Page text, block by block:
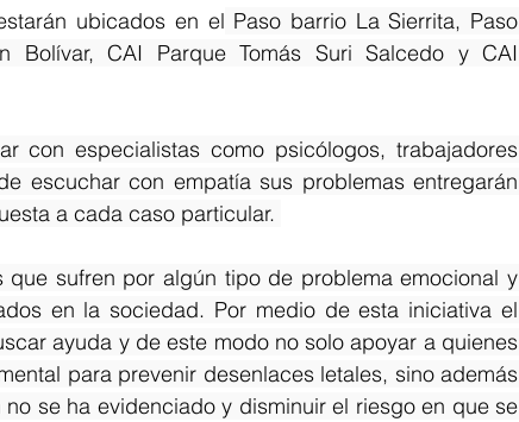
ubicados en el Paso barrio La Sierrita, Paso
Bolívar, CAI Parque Tomás Suri Salcedo y CAI
con especialistas como psicólogos, trabajadores
escuchar con empatía sus problemas entregarán
a cada caso particular.
sufren por algún tipo de problema emocional y
en la sociedad. Por medio de esta iniciativa el
ayuda y de este modo no solo apoyar a quienes
para prevenir desenlaces letales, sino además
se ha evidenciado y disminuir el riesgo en que se